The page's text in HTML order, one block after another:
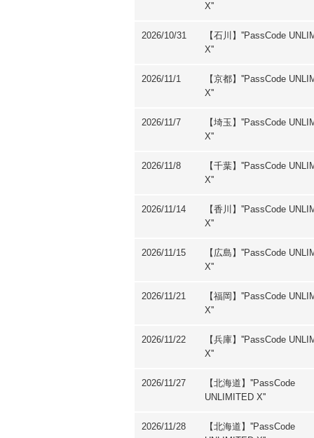
X''
【石川】''PassCode
X''
2026/10/31
【京都】''PassCode
X''
2026/11/1
【埼⽟】''PassCode
X''
2026/11/7
【千葉】''PassCode
X''
2026/11/8
【香川】''PassCode
X''
2026/11/14
【広島】''PassCode
X''
2026/11/15
【福岡】''PassCode
X''
2026/11/21
【兵庫】''PassCode
X''
2026/11/22
【北海道】''PassCode
UNLIMITED X''
2026/11/27
【北海道】''PassCode
2026/11/28